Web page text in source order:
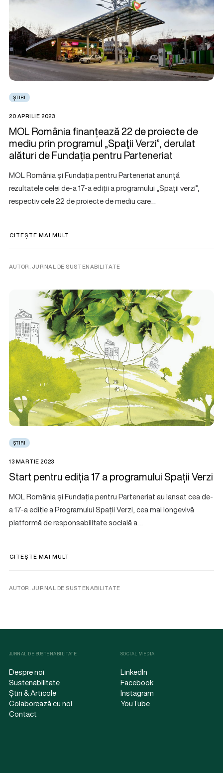
ȘTIRI
20 APRILIE 2023
MOL România finanțează 22 de proiecte de
mediu prin programul „Spaţii Verzi”, derulat
alături de Fundația pentru Parteneriat
MOL România și Fundația pentru Parteneriat anunță
rezultatele celei de-a 17-a ediții a programului „Spații verzi”,
respectiv cele 22 de proiecte de mediu care…
CITEȘTE MAI MULT
AUTOR. JURNAL DE SUSTENABILITATE
ȘTIRI
13 MARTIE 2023
Start pentru ediția 17 a programului Spații Verzi
MOL România și Fundația pentru Parteneriat au lansat cea de-
a 17-a ediție a Programului Spații Verzi, cea mai longevivă
platformă de responsabilitate socială a…
CITEȘTE MAI MULT
AUTOR. JURNAL DE SUSTENABILITATE
JURNAL DE SUSTENABILITATE
Despre noi
Sustenabilitate
Știri & Articole
Colaborează cu noi
Contact
SOCIAL MEDIA
LinkedIn
Facebook
Instagram
YouTube